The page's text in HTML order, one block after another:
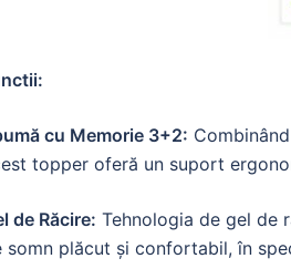
cu Memorie 3+2:
topper oferă un suport
de Răcire: Tehnologia de gel de
somn plăcut și confortabil, în